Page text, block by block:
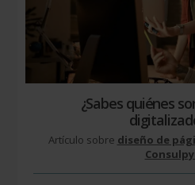
¿Sabes quiénes
Artículo sobre diseño de